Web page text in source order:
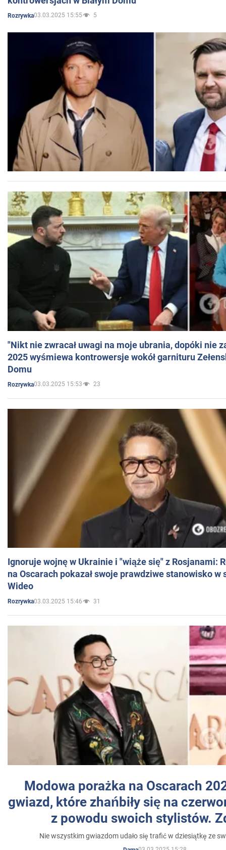
Rozrywka03.03.2025 15:55 5
"Nikt nie zwracał uwagi na moje ubrania, dopóki nie
2025 wyśmiewa kontrowersje wokół garnituru
Domu
Rozrywka03.03.2025 15:53 23
Ignoruje wojnę w Ukrainie i "wiąże się" z Rosjanami:
na Oscarach pokazał swoje prawdziwe stanowisko w
Wideo
Rozrywka03.03.2025 15:46 31
Modowa porażka na Oscarach
gwiazd, które zhańbiły się na
z powodu swoich stylistów.
Nie wszystkim gwiazdom udało się trafić w dziesiątkę ze